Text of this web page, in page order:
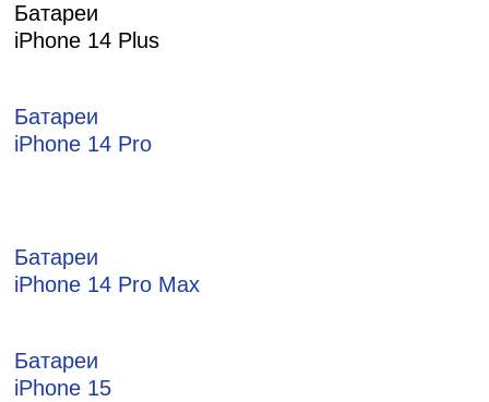
Батареи
iPhone 14 Plus
Батареи
iPhone 14 Pro
Батареи
iPhone 14 Pro Max
Батареи
iPhone 15